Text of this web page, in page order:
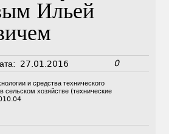
Ильей
27.01.2016 0
и средства технического
сельском хозяйстве (технические